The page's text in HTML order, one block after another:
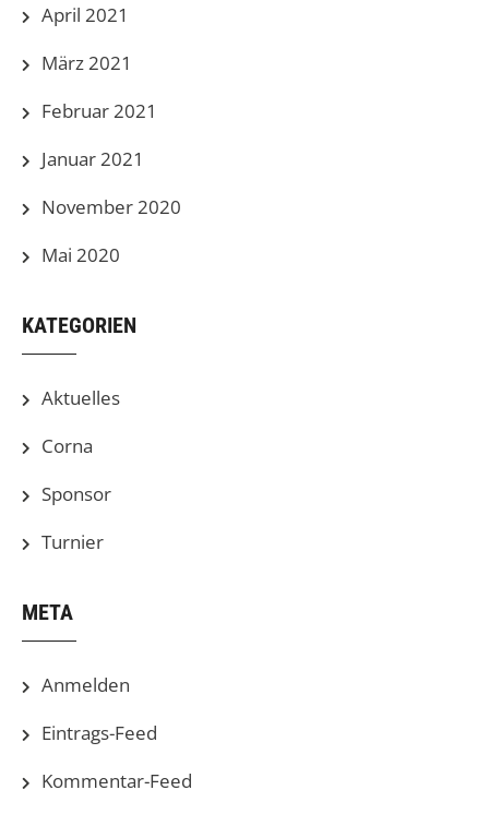
April 2021
März 2021
Februar 2021
Januar 2021
November 2020
Mai 2020
KATEGORIEN
Aktuelles
Corna
Sponsor
Turnier
META
Anmelden
Eintrags-Feed
Kommentar-Feed